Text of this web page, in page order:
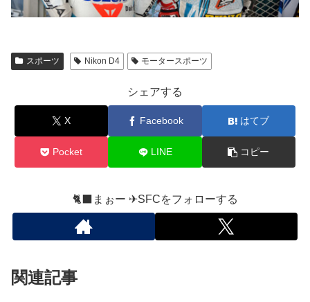
スポーツ Nikon D4 モータースポーツ
シェアする
X Facebook はてブ
Pocket LINE コピー
🐈‍⬛まぉー ✈︎SFCをフォローする
関連記事